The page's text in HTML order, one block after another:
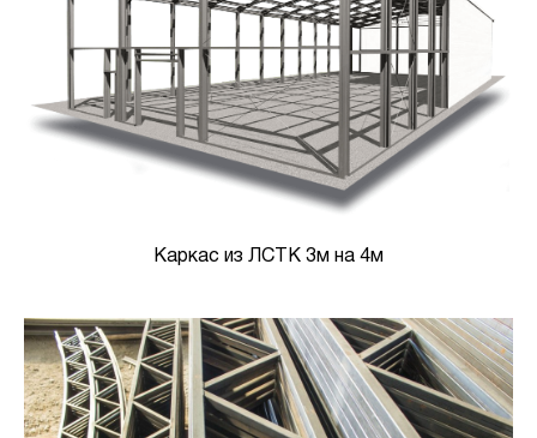
Каркас из ЛСТК 3м на 4м